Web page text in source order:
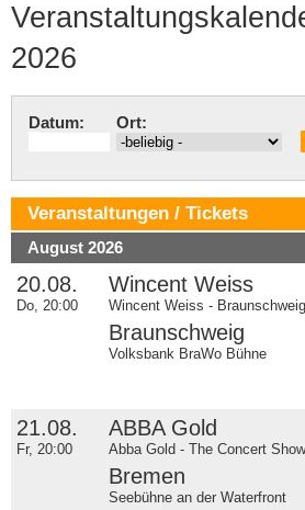
2026
Datum: Ort:
Veranstaltungen / Tickets
August 2026
20.08.
Do, 20:00
Wincent Weiss
Wincent Weiss - Braunschweig
Braunschweig
Volksbank BraWo Bühne
21.08.
Fr, 20:00
ABBA Gold
Abba Gold - The Concert
Bremen
Seebühne an der Waterfront